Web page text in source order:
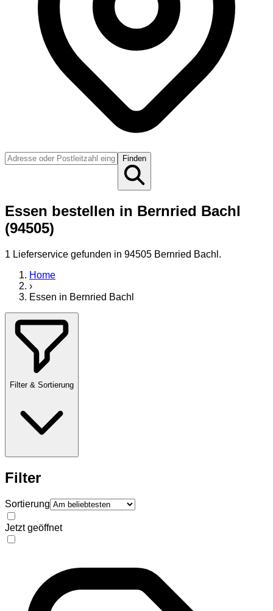
Finden
Essen bestellen in Bernried Bachl
(94505)
1 Lieferservice gefunden in 94505 Bernried Bachl .
Home
›
Essen in Bernried Bachl
Filter & Sortierung
Filter
Sortierung
Jetzt geöffnet